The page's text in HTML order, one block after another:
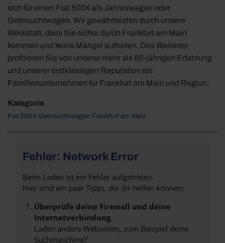
sich für einen Fiat 500X als Jahreswagen oder
Gebrauchtwagen. Wir gewährleisten durch unsere
Werkstatt, dass Sie sicher durch Frankfurt am Main
kommen und keine Mängel auftreten. Des Weiteren
profitieren Sie von unserer mehr als 60-jährigen Erfahrung
und unserer erstklassigen Reputation als
Familienunternehmen für Frankfurt am Main und Region.
Kategorie
Fiat 500X Gebrauchtwagen Frankfurt am Main
Fehler: Network Error
Beim Laden ist ein Fehler aufgetreten.
Hier sind ein paar Tipps, die dir helfen können:
Überprüfe deine Firewall und deine
Internetverbindung.
Laden andere Webseiten, zum Beispiel deine
Suchmaschine?